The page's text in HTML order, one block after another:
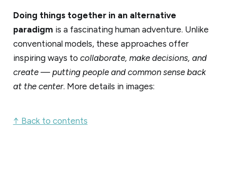
Doing things together in an alternative
paradigm is a fascinating human adventure. Unlike
conventional models, these approaches offer
inspiring ways to collaborate, make decisions, and
create — putting people and common sense back
at the center. More details in images:
↑ Back to contents